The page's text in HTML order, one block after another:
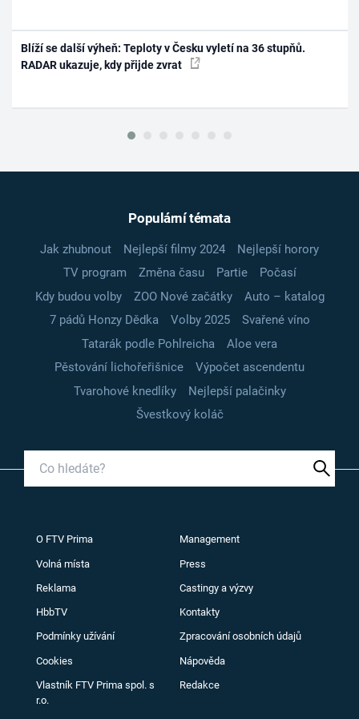
Blíží se další výheň: Teploty v Česku vyletí na 36 stupňů.
RADAR ukazuje, kdy přijde zvrat
Populární témata
Jak zhubnout Nejlepší filmy 2024
Nejlepší horory
TV program
Změna času Partie
Počasí
Kdy budou volby
ZOO Nové začátky
Auto – katalog
7 pádů Honzy Dědka
Volby 2025
Svařené víno
Tatarák podle Pohlreicha
Aloe vera
Pěstování lichořeřišnice
Výpočet ascendentu
Tvarohové knedlíky
Nejlepší palačinky
Švestkový koláč
O FTV Prima Management
Volná místa Press
Reklama Castingy a výzvy
HbbTV Kontakty
Podmínky užívání Zpracování osobních údajů
Cookies Nápověda
Vlastník FTV Prima spol. s
r.o.
Redakce